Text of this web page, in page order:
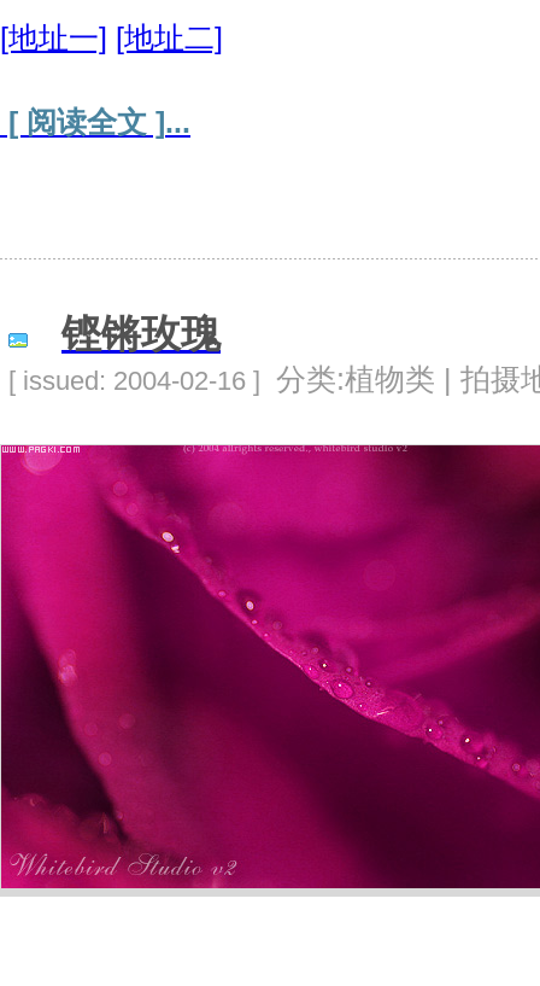
[地址一] [地址二]
[ 阅读全文 ]...
铿锵玫瑰
[ issued: 2004-02-16 ] 分类:植物类 | 拍摄